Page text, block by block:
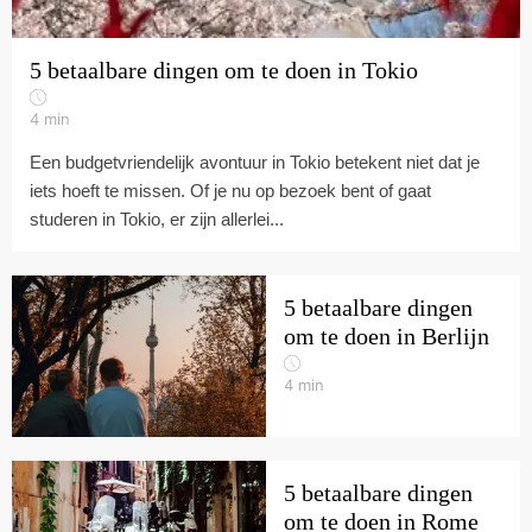
5 betaalbare dingen om te doen in Tokio
4 min
Een budgetvriendelijk avontuur in Tokio betekent niet dat je
iets hoeft te missen. Of je nu op bezoek bent of gaat
studeren in Tokio, er zijn allerlei...
5 betaalbare dingen
om te doen in Berlijn
4 min
5 betaalbare dingen
om te doen in Rome